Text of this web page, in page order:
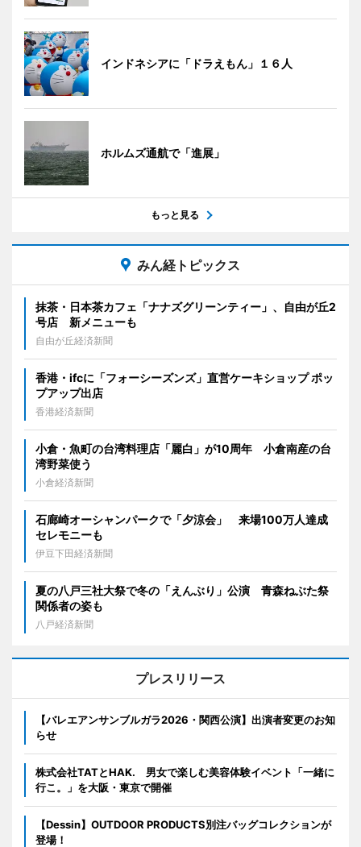
インドネシアに「ドラえもん」１６人
ホルムズ通航で「進展」
もっと見る
みん経トピックス
抹茶・日本茶カフェ「ナナズグリーンティー」、自由が丘2
号店 新メニューも
自由が丘経済新聞
香港・ifcに「フォーシーズンズ」直営ケーキショップ ポッ
プアップ出店
香港経済新聞
小倉・魚町の台湾料理店「麗白」が10周年 小倉南産の台
湾野菜使う
小倉経済新聞
石廊崎オーシャンパークで「夕涼会」 来場100万人達成
セレモニーも
伊豆下田経済新聞
夏の八戸三社大祭で冬の「えんぶり」公演 青森ねぶた祭
関係者の姿も
八戸経済新聞
プレスリリース
【バレエアンサンブルガラ2026・関西公演】出演者変更のお知
らせ
株式会社TATとHAK. 男女で楽しむ美容体験イベント「一緒に
行こ。」を大阪・東京で開催
【Dessin】OUTDOOR PRODUCTS別注バッグコレクションが
登場！